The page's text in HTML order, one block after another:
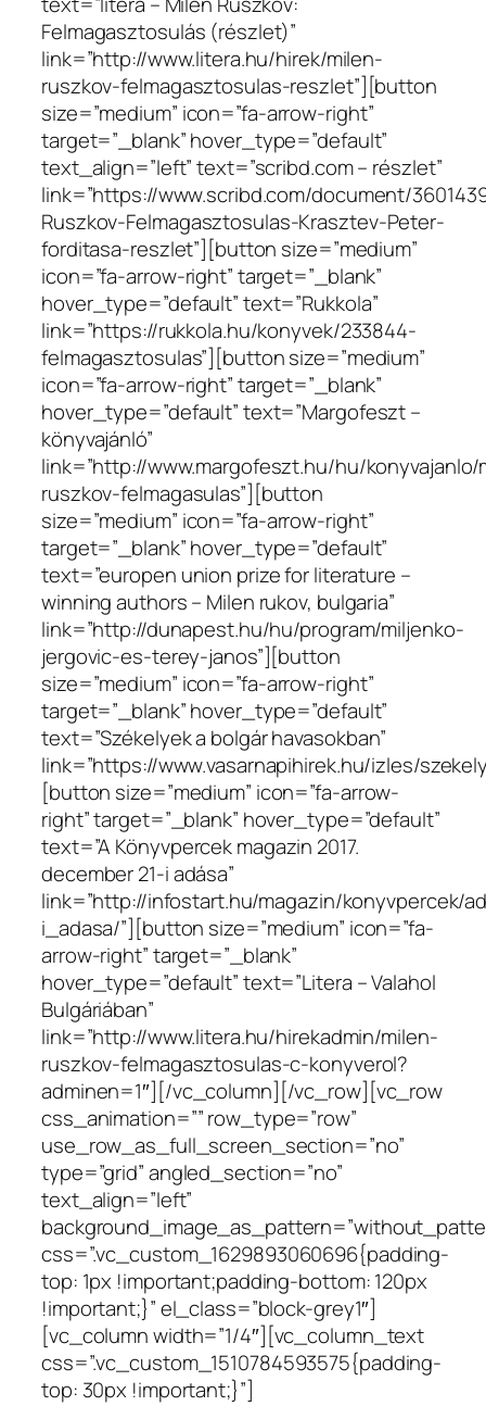
Felmagasztosulás (részlet)”
link=”http://www.litera.hu/hirek/milen-
ruszkov-felmagasztosulas-reszlet”][button
size=”medium” icon=”fa-arrow-right”
target=”_blank” hover_type=”default”
text_align=”left” text=”scribd.com – részlet”
link=”https://www.scribd.com/document/
Ruszkov-Felmagasztosulas-Krasztev-Peter-
forditasa-reszlet”][button size=”medium”
icon=”fa-arrow-right” target=”_blank”
hover_type=”default” text=”Rukkola”
link=”https://rukkola.hu/konyvek/233844-
felmagasztosulas”][button size=”medium”
icon=”fa-arrow-right” target=”_blank”
hover_type=”default” text=”Margofeszt –
könyvajánló”
link=”http://www.margofeszt.hu/hu/konyvajanlo/
ruszkov-felmagasulas”][button
size=”medium” icon=”fa-arrow-right”
target=”_blank” hover_type=”default”
text=”europen union prize for literature –
winning authors – Milen rukov, bulgaria”
link=”http://dunapest.hu/hu/program/miljenko-
jergovic-es-terey-janos”][button
size=”medium” icon=”fa-arrow-right”
target=”_blank” hover_type=”default”
text=”Székelyek a bolgár havasokban”
link=”https://www.vasarnapihirek.hu/izles/
[button size=”medium” icon=”fa-arrow-
right” target=”_blank” hover_type=”default”
text=”A Könyvpercek magazin 2017.
december 21-i adása”
link=”http://infostart.hu/magazin/konyvpercek/
i_adasa/”][button size=”medium” icon=”fa-
arrow-right” target=”_blank”
hover_type=”default” text=”Litera – Valahol
Bulgáriában”
link=”http://www.litera.hu/hirekadmin/milen-
ruszkov-felmagasztosulas-c-konyverol?
adminen=1″][/vc_column][/vc_row][vc_row
css_animation=”” row_type=”row”
use_row_as_full_screen_section=”no”
type=”grid” angled_section=”no”
text_align=”left”
css=”.vc_custom_1629893060696{padding-
top: 1px !important;padding-bottom: 120px
!important;}” el_class=”block-grey1″]
[vc_column width=”1/4″][vc_column_text
css=”.vc_custom_1510784593575{padding-
top: 30px !important;}”]